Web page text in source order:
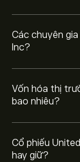
Các chuyên
Inc?
Vốn hóa thị
bao nhiêu?
Cổ phiếu
hay giữ?